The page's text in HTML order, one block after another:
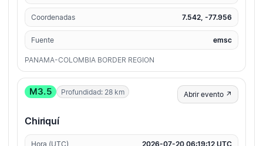
Coordenadas 7.542, -77.956
Fuente emsc
PANAMA-COLOMBIA BORDER REGION
M3.5 Profundidad: 28 km Abrir evento ↗
Chiriquí
Hora (UTC) 2026-07-20 06:19:12 UTC